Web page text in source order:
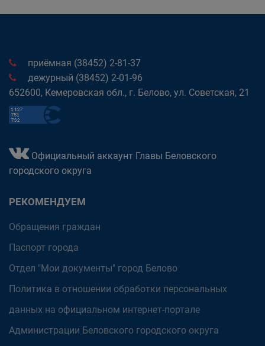
приёмная (38452) 2-81-37
дежурный (38452) 2-01-96
652600, Кемеровская обл., г. Белово, ул. Советская, 21
Официальный аккаунт Главы Беловского
городского округа
РЕКОМЕНДУЕМ
Обращения граждан
Паспорт города
Отдел "Мои документы" город Белово
Политика в отношении обработки персональных
данных на официальном интернет-портале
Администрации Беловского городского округа